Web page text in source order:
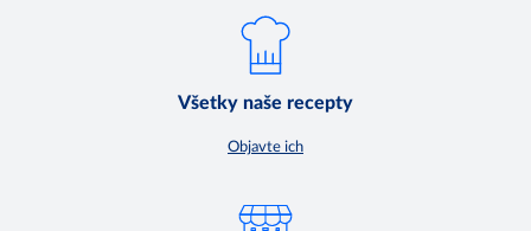
Všetky naše recepty
Objavte ich